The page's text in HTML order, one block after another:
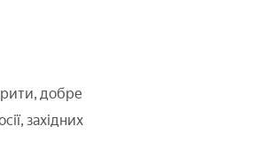
добре
західних